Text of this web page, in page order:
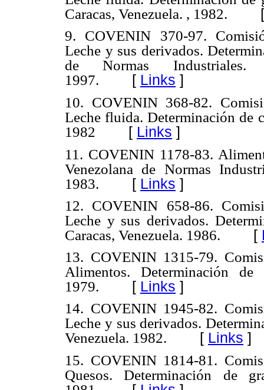
Caracas, Venezuela. , 1982.
9. COVENIN 370-97.
Leche y sus derivados.
de Normas Industriales.
1997. [ Links ]
10. COVENIN 368-82.
Leche fluida. Determinación de
1982 [ Links ]
11. COVENIN 1178-83.
Venezolana de Normas
1983. [ Links ]
12. COVENIN 658-86.
Leche y sus derivados.
Caracas, Venezuela. 1986. [
13. COVENIN 1315-79.
Alimentos. Determinación de
1979. [ Links ]
14. COVENIN 1945-82.
Leche y sus derivados.
Venezuela. 1982. [ Links ]
15. COVENIN 1814-81.
Quesos. Determinación de